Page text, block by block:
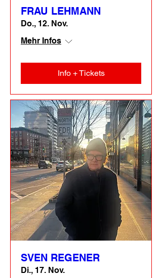
FRAU LEHMANN
Do., 12. Nov.
Mehr Infos
Info + Tickets
SVEN REGENER
Di., 17. Nov.